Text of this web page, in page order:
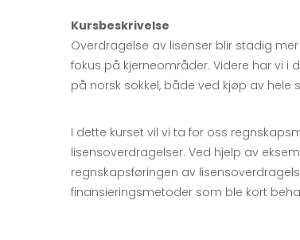
Kursbeskrivelse
Overdragelse av lisenser blir stadig
fokus på kjerneområder. Videre har vi
på norsk sokkel, både ved kjøp av hele
I dette kurset vil vi ta for oss
lisensoverdragelser. Ved hjelp av
regnskapsføringen av
finansieringsmetoder som ble kort